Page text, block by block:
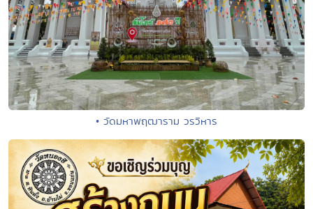
• วัดมหาพฤฒาราม วรวิหาร